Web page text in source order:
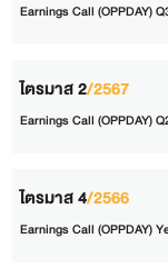
Earnings Call (OPPDAY)
ไตรมาส 2/2567
Earnings Call (OPPDAY)
ไตรมาส 4/2566
Earnings Call (OPPDAY)